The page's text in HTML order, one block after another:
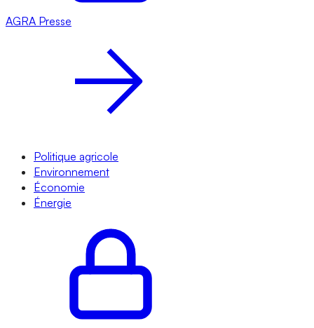
AGRA Presse
Politique agricole
Environnement
Économie
Énergie